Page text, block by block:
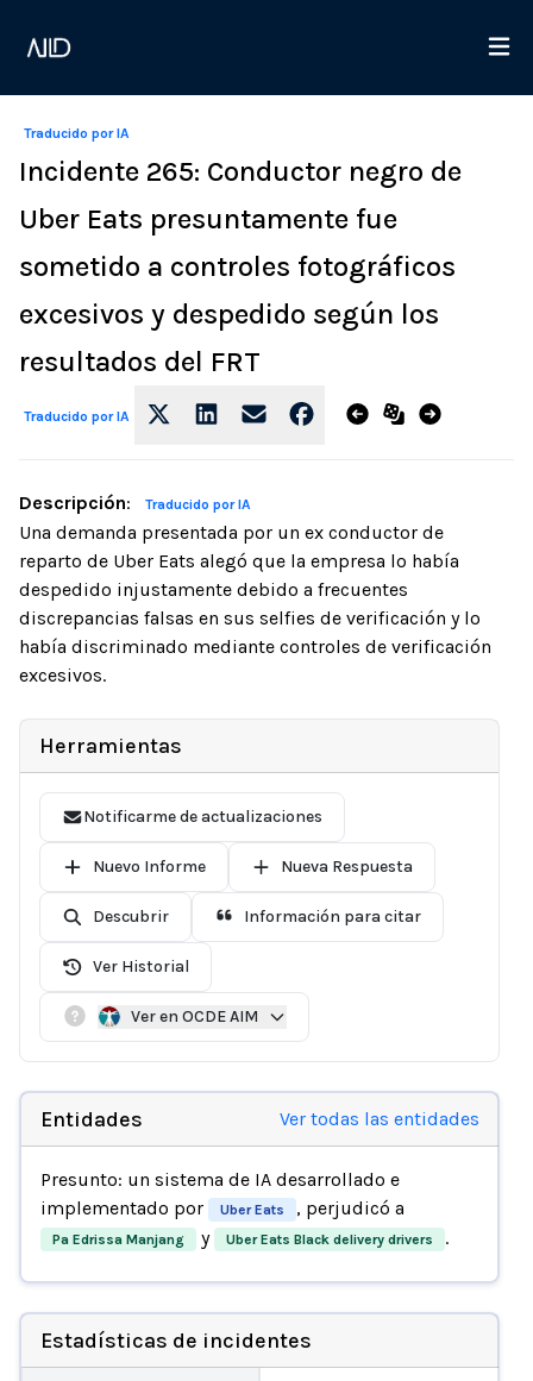
Traducido por IA
Incidente 265: Conductor negro de
Uber Eats presuntamente fue
sometido a controles fotográficos
excesivos y despedido según los
resultados del FRT
Traducido por IA
Descripción: Traducido por IA
Una demanda presentada por un ex conductor de
reparto de Uber Eats alegó que la empresa lo había
despedido injustamente debido a frecuentes
discrepancias falsas en sus selfies de verificación y lo
había discriminado mediante controles de verificación
excesivos.
Herramientas
Notificarme de actualizaciones
Nuevo Informe Nueva Respuesta
Descubrir Información para citar
Ver Historial
Ver en OCDE AIM
Entidades Ver todas las entidades
Presunto: un sistema de IA desarrollado e
implementado por
Uber Eats , perjudicó a
Pa Edrissa Manjang y Uber Eats Black delivery drivers .
Estadísticas de incidentes